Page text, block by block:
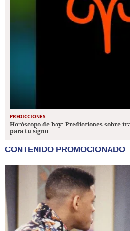
PREDICCIONES
Horóscopo de hoy: Predicciones sobre
para tu signo
CONTENIDO PROMOCIONADO